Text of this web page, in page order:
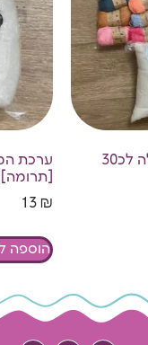
ערכת המשך גדולה לכ30
ערכת
[תרומה]
13 ₪
הוספה